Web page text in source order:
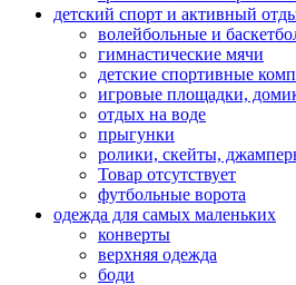
детский спорт и активный
волейбольные и
гимнастические мячи
детские спортивные
игровые площадки,
отдых на воде
прыгунки
ролики, скейты,
Товар отсутствует
футбольные ворота
одежда для самых маленьких
конверты
верхняя одежда
боди